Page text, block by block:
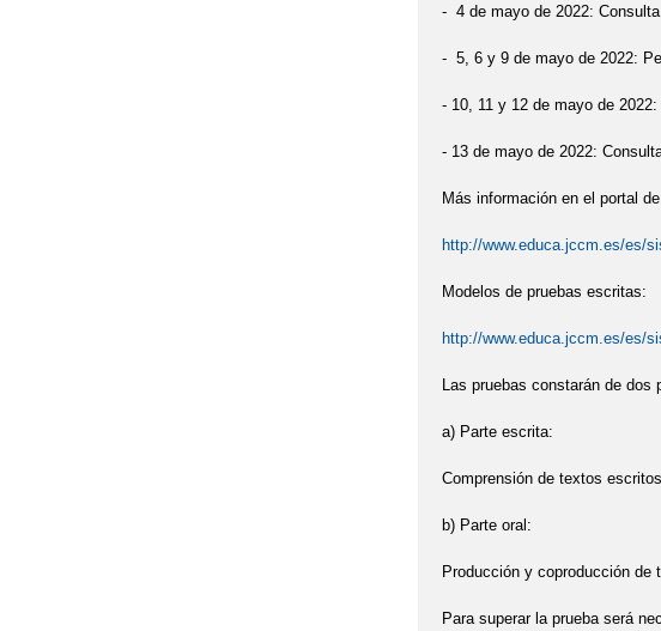
- 4 de mayo de 2022:
- 5, 6 y 9 de mayo de 2022:
- 10, 11 y 12 de mayo de
- 13 de mayo de 2022:
Más información en el portal
http://www.educa.jccm.es/es/
Modelos de pruebas escritas:
http://www.educa.jccm.es/es/
Las pruebas constarán de dos
a) Parte escrita:
Comprensión de textos
b) Parte oral:
Producción y coproducción de
Para superar la prueba será